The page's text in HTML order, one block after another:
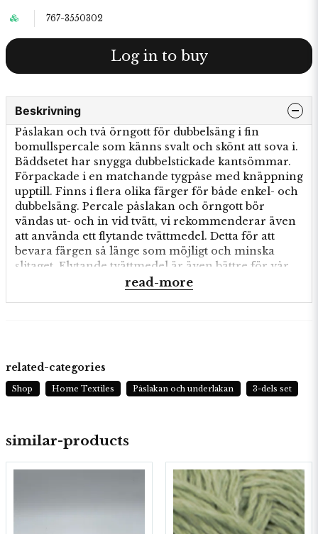
767-3550302
Log in to buy
Beskrivning
Påslakan och två örngott för dubbelsäng i fin
bomullspercale som känns svalt och skönt att sova i.
Bäddsetet har snygga dubbelstickade kantsömmar.
Förpackade i en matchande tygpåse med knäppning
upptill. Finns i flera olika färger för både enkel- och
dubbelsäng. Percale påslakan och örngott bör
vändas ut- och in vid tvätt, vi rekommenderar även
att använda ett flytande tvättmedel. Detta för att
bevara färgen så länge som möjligt och minska
slitaget. Flytande tvättmedel är även bättre för vår
1 st 220x210 cm. 2 st 50x60 cm
read-more
similar-products
related-categories
Shop Home Textiles Påslakan och underlakan 3-dels set